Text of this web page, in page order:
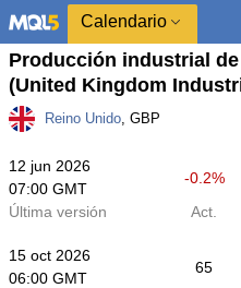
Calendario
Producción industrial
(United Kingdom
Reino Unido, GBP
12 jun 2026
07:00 GMT
-0.2%
Última versión
Act.
15 oct 2026
06:00 GMT
65